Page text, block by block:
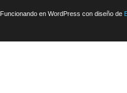
Funcionando en WordPress con diseño de